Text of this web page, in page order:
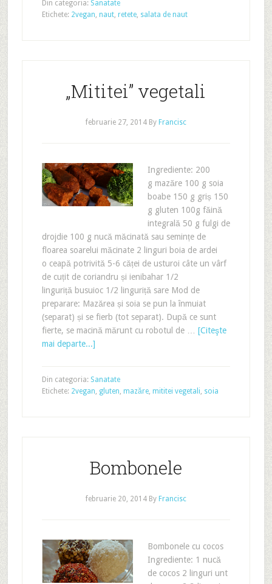
Din categoria: Sanatate
Etichete: 2vegan, naut, retete, salata de naut
„Mititei” vegetali
februarie 27, 2014By Francisc
Ingrediente: 200
g mazăre 100 g soia
boabe 150 g griș 150
g gluten 100g făină
integrală 50 g fulgi de
drojdie 100 g nucă măcinată sau semințe de
floarea soarelui măcinate 2 linguri boia de ardei
o ceapă potrivită 5-6 căței de usturoi câte un vârf
de cuțit de coriandru și ienibahar 1/2
linguriță busuioc 1/2 linguriță sare Mod de
preparare: Mazărea și soia se pun la înmuiat
(separat) și se fierb (tot separat). După ce sunt
fierte, se macină mărunt cu robotul de … [Citeşte
mai departe...]
Din categoria: Sanatate
Etichete: 2vegan, gluten, mazăre, mititei vegetali, soia
Bombonele
februarie 20, 2014By Francisc
Bombonele cu cocos
Ingrediente: 1 nucă
de cocos 2 linguri unt